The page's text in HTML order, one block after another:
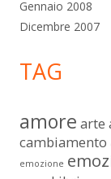
Gennaio 2008
Dicembre 2007
TAG
amore arte
cambiamento
emozione